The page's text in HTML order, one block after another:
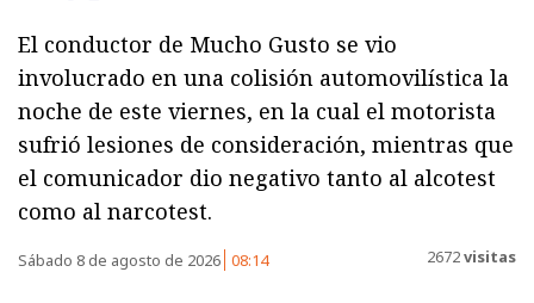
El conductor de Mucho Gusto se vio
involucrado en una colisión automovilística la
noche de este viernes, en la cual el motorista
sufrió lesiones de consideración, mientras que
el comunicador dio negativo tanto al alcotest
como al narcotest.
Sábado 8 de agosto de 2026 08:14 2672visitas